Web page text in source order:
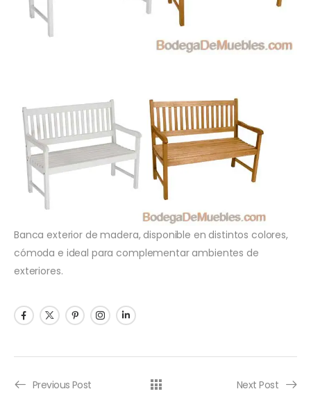
Banca exterior de madera, disponible en distintos colores,
cómoda e ideal para complementar ambientes de
exteriores.
Previous Post Next Post